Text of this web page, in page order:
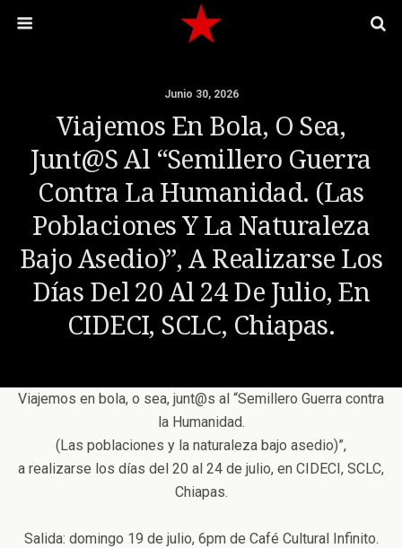
Junio 30, 2026
Viajemos En Bola, O Sea,
Junt@s Al “Semillero Guerra
Contra La Humanidad. (Las
Poblaciones Y La Naturaleza
Bajo Asedio)”, A Realizarse Los
Días Del 20 Al 24 De Julio, En
CIDECI, SCLC, Chiapas.
Viajemos en bola, o sea, junt@s al “Semillero Guerra contra
la Humanidad.
(Las poblaciones y la naturaleza bajo asedio)”,
a realizarse los días del 20 al 24 de julio, en CIDECI, SCLC,
Chiapas.
Salida: domingo 19 de julio, 6pm de Café Cultural Infinito.